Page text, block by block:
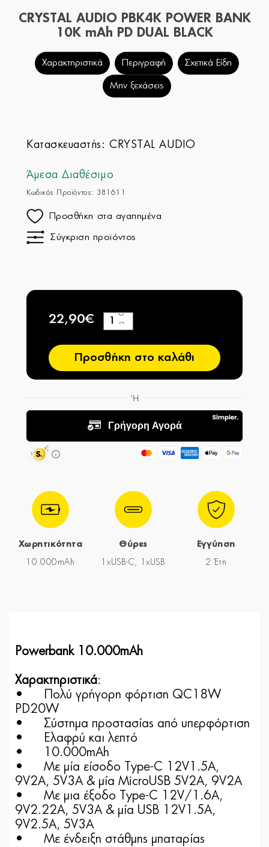
CRYSTAL AUDIO PBK4K POWER BANK
10K mAh PD DUAL BLACK
Χαρακτηριστικά Περιγραφή Σχετικά Είδη
Μην ξεχάσεις
Κατασκευαστής:CRYSTAL AUDIO
Άμεσα Διαθέσιμο
Κωδικός Προϊόντος: 381611
Προσθήκη στα αγαπημένα
Σύγκριση προϊόντος
22,90€
−
+
Προσθήκη στο καλάθι
Χωρητικότητα
10.000mAh
Θύρες
1xUSB-C, 1xUSB
Εγγύηση
2 Έτη
Powerbank 10.000mAh
Χαρακτηριστικά:
•
Πολύ γρήγορη φόρτιση QC18W
PD20W
•
Σύστημα προστασίας από υπερφόρτιση
•
Ελαφρύ και λεπτό
•
10.000mAh
•
Με μία είσοδο Type-C 12V1.5A,
9V2A, 5V3A & μία MicroUSB 5V2A, 9V2A
•
Με μια έξοδο Type-C 12V/1.6A,
9V2.22A, 5V3A & μία USB 12V1.5A,
9V2.5A, 5V3A
•
Με ένδειξη στάθμης μπαταρίας